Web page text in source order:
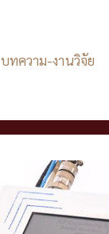
บทความ-งานวิจัย